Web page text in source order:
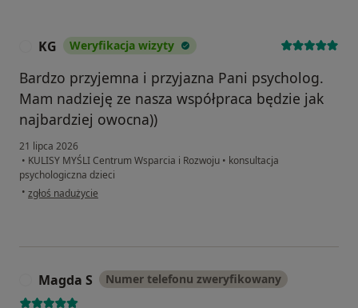
KG Weryfikacja wizyty
Bardzo przyjemna i przyjazna Pani psycholog.
Mam nadzieję ze nasza współpraca będzie jak
najbardziej owocna))
21 lipca 2026
• KULISY MYŚLI Centrum Wsparcia i Rozwoju • konsultacja
psychologiczna dzieci
• w opinii użytkownika KG
zgłoś nadużycie
Magda S Numer telefonu zweryfikowany